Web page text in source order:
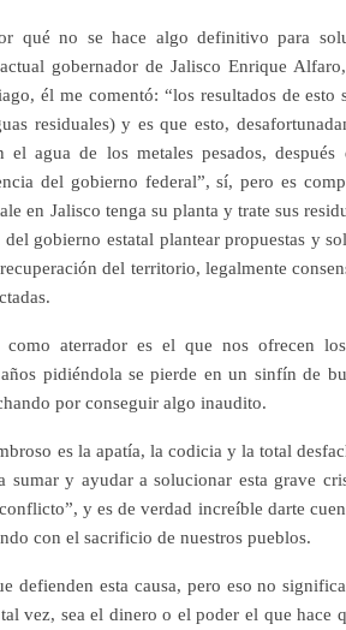
qué no se hace algo definitivo para
gobernador de Jalisco Enrique
él me comentó: “los resultados de esto
residuales) y es que esto,
el agua de los metales pesados,
del gobierno federal”, sí, pero es
en Jalisco tenga su planta y trate sus
gobierno estatal plantear propuestas y
del territorio, legalmente
aterrador es el que nos ofrecen
pidiéndola se pierde en un sinfín de
por conseguir algo inaudito.
es la apatía, la codicia y la total
sumar y ayudar a solucionar esta grave
y es de verdad increíble darte
con el sacrificio de nuestros pueblos.
defienden esta causa, pero eso no
vez, sea el dinero o el poder el que hace